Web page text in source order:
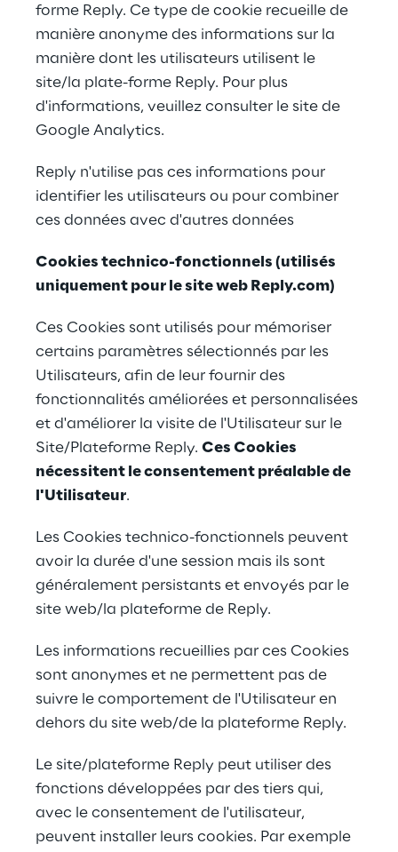
forme Reply. Ce type de cookie recueille de
manière anonyme des informations sur la
manière dont les utilisateurs utilisent le
site/la plate-forme Reply. Pour plus
d'informations, veuillez consulter le site de
Google Analytics.
Reply n'utilise pas ces informations pour
identifier les utilisateurs ou pour combiner
ces données avec d'autres données
Cookies technico-fonctionnels (utilisés
uniquement pour le site web Reply.com)
Ces Cookies sont utilisés pour mémoriser
certains paramètres sélectionnés par les
Utilisateurs, afin de leur fournir des
fonctionnalités améliorées et personnalisées
et d'améliorer la visite de l'Utilisateur sur le
Site/Plateforme Reply. Ces Cookies
nécessitent le consentement préalable de
l'Utilisateur.
Les Cookies technico-fonctionnels peuvent
avoir la durée d'une session mais ils sont
généralement persistants et envoyés par le
site web/la plateforme de Reply.
Les informations recueillies par ces Cookies
sont anonymes et ne permettent pas de
suivre le comportement de l'Utilisateur en
dehors du site web/de la plateforme Reply.
Le site/plateforme Reply peut utiliser des
fonctions développées par des tiers qui,
avec le consentement de l'utilisateur,
peuvent installer leurs cookies. Par exemple